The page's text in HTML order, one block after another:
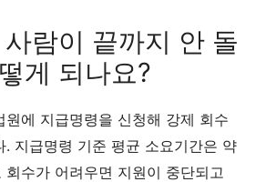
람이 끝까지 안 돌
게 되나요?
원에 지급명령을 신청해 강제 회수
. 지급명령 기준 평균 소요기간은 약
회수가 어려우면 지원이 중단되고